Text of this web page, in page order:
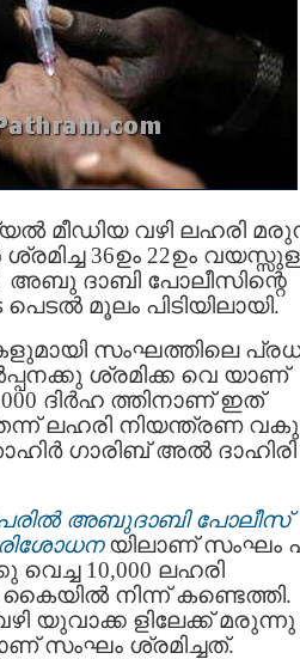
മീഡിയ വഴി ലഹരി
36ഉം 22ഉം
ദാബി പോലീസിന്റെ
മൂലം പിടിയിലായി.
സംഘത്തിലെ
ശ്രമിക്ക വെ യാണ്
ദിര്‍ഹ ത്തിനാണ് ഇത്
ലഹരി നിയന്ത്രണ
ഗാരിബ് അല്‍ ദാഹിരി
അബുദാബി പോലീസ്
യിലാണ് സംഘം
10,000 ലഹരി
നിന്ന് കണ്ടെത്തി.
യുവാക്ക ളിലേക്ക് മരുന്നു
സംഘം ശ്രമിച്ചത്.